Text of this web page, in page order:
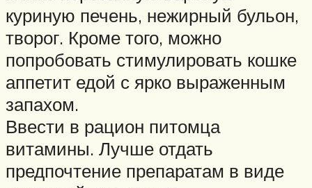
куриную печень, нежирный бульон,
творог. Кроме того, можно
попробовать стимулировать кошке
аппетит едой с ярко выраженным
запахом.
Ввести в рацион питомца
витамины. Лучше отдать
предпочтение препаратам в виде